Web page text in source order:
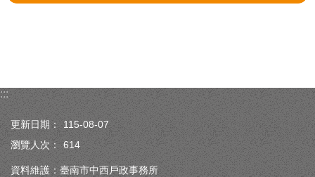
:::
更新日期：
115-08-07
瀏覽人次：
614
資料維護：臺南市中西戶政事務所